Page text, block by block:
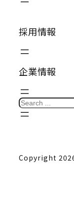
採用情報
企業情報
S
e
c
Copyright